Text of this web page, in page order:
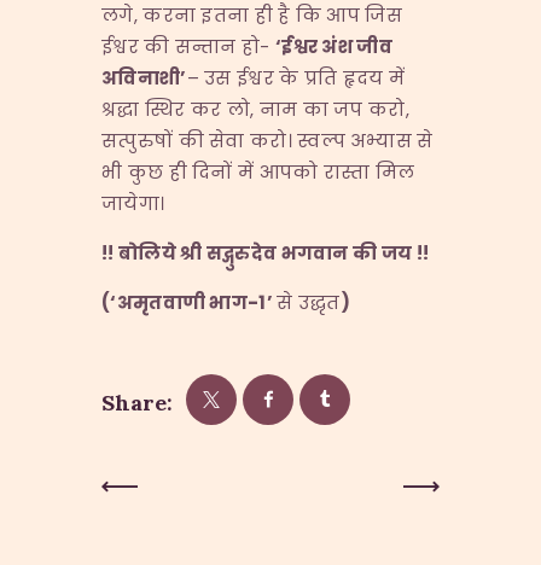
लगे, करना इतना ही है कि आप जिस
ईश्वर की सन्तान हो- ‘ईश्वर अंश जीव
अविनाशी’– उस ईश्वर के प्रति हृदय में
श्रद्धा स्थिर कर लो, नाम का जप करो,
सत्पुरुषों की सेवा करो। स्वल्प अभ्यास से
भी कुछ ही दिनों में आपको रास्ता मिल
जायेगा।
!! बोलिये श्री सद्गुरुदेव भगवान की जय !!
(‘अमृतवाणी भाग-1’से उद्धृत)
Share:
Post